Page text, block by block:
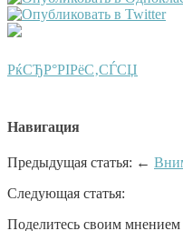
РќСЂР°РІРёС‚СЃСЏ
Навигация
Предыдущая статья: ←
Следующая статья:
Поделитесь своим мнением